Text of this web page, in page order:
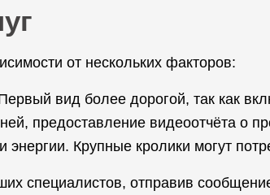
от нескольких факторов:
вид более дорогой, так как
предоставление видеоотчёта о
Крупные кролики могут
специалистов, отправив